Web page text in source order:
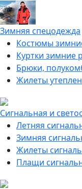
Зимняя спецодежда
Костюмы
Куртки зимние
Брюки,
Жилеты
Сигнальная и
Летняя
Зимняя
Жилеты
Плащи